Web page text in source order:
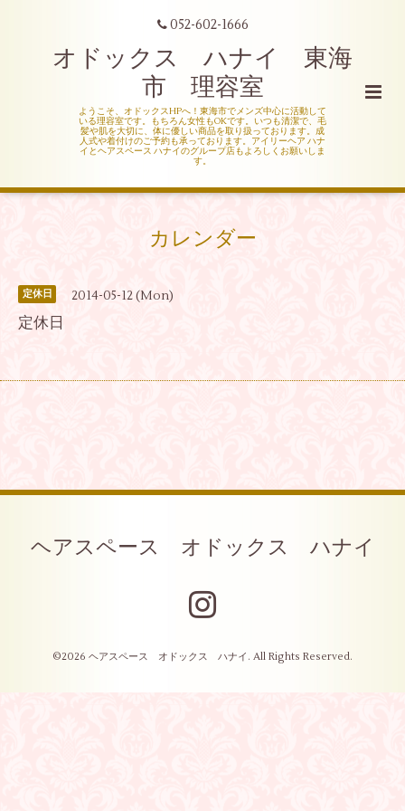
052-602-1666
オドックス ハナイ 東海
市 理容室
ようこそ、オドックスHPへ！東海市でメンズ中心に活動して
いる理容室です。もちろん女性もOKです。いつも清潔で、毛
髪や肌を大切に、体に優しい商品を取り扱っております。成
人式や着付けのご予約も承っております。アイリーヘア ハナ
イとヘアスペース ハナイのグループ店もよろしくお願いしま
す。
カレンダー
定休日 2014-05-12 (Mon)
定休日
ヘアスペース オドックス ハナイ
©2026 ヘアスペース オドックス ハナイ . All Rights Reserved.